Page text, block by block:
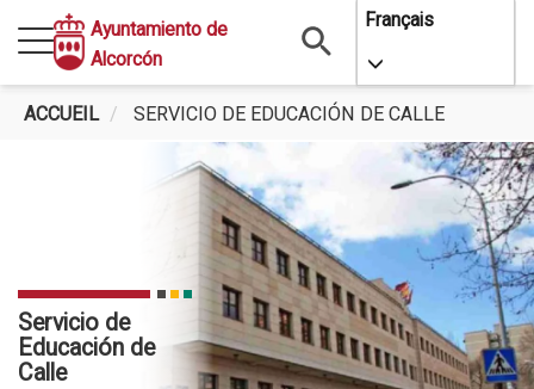
au
contenu
principal
Ayuntamiento de
Alcorcón
Français
Toggle
ACCUEIL SERVICIO DE EDUCACIÓN DE CALLE
Servicio de
Educación de
Calle